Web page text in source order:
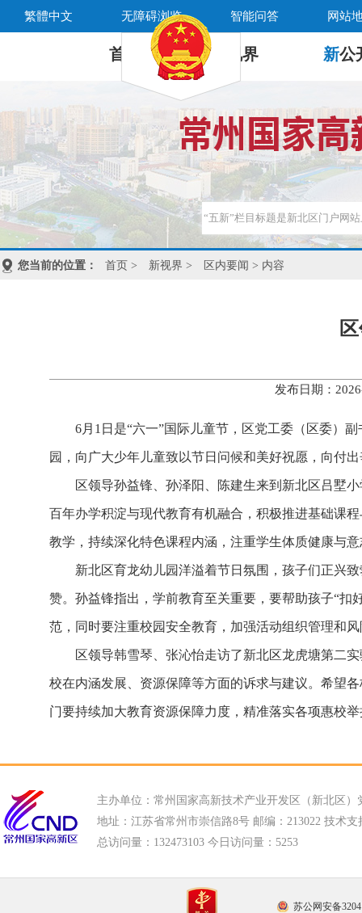
繁體中文 无障碍浏览 智能问答 网站
首 页 新 视界 新公
您当前的位置： 首页 > 新视界 > 区内要闻 > 内容
发布日期：
6月1日是“六一”国际儿童节，区党工委（区委）
园，向广大少年儿童致以节日问候和美好祝愿，向付
区领导孙益锋、孙泽阳、陈建生来到新北区吕墅
百年办学积淀与现代教育有机融合，积极推进基础课
教学，持续深化特色课程内涵，注重学生体质健康与
新北区育龙幼儿园洋溢着节日氛围，孩子们正兴
赞。孙益锋指出，学前教育至关重要，要帮助孩子“
范，同时要注重校园安全教育，加强活动组织管理和
区领导韩雪琴、张沁怡走访了新北区龙虎塘第二
校在内涵发展、资源保障等方面的诉求与建议。希望
门要持续加大教育资源保障力度，精准落实各项惠校
主办单位：常州国家高新技术产业开发区（新北区）
地址：江苏省常州市崇信路8号 邮编：213022 技术支
总访问量： 132473103 今日访问量： 5253
苏公网安备